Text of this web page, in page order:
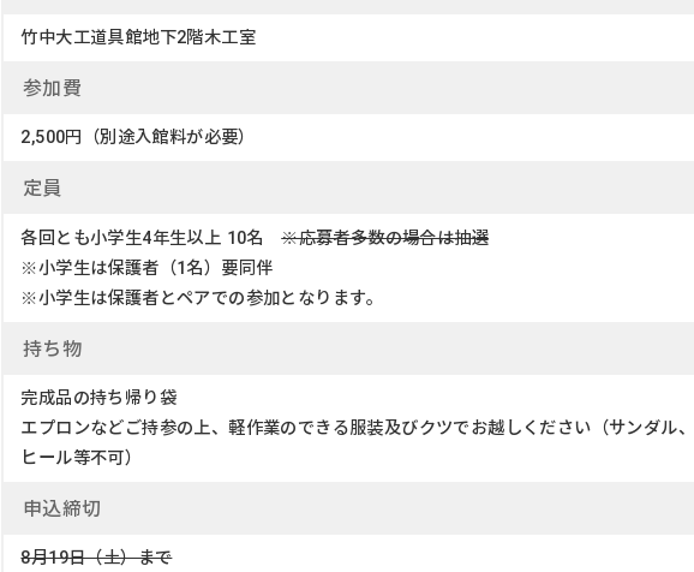
竹中大工道具館地下2階木工室
参加費
2,500円（別途入館料が必要）
定員
各回とも小学生4年生以上 10名※応募者多数の場合は抽選
※小学生は保護者（1名）要同伴
※小学生は保護者とペアでの参加となります。
持ち物
完成品の持ち帰り袋
エプロンなどご持参の上、軽作業のできる服装及びクツでお越しください（サンダル
ヒール等不可）
申込締切
8月19日（土）まで